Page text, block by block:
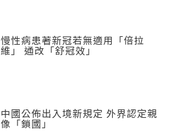
慢性病患著新冠若無適用「倍拉
維」 通改「舒冠效」
中國公佈出入境新規定 外界認定親
像「鎖國」